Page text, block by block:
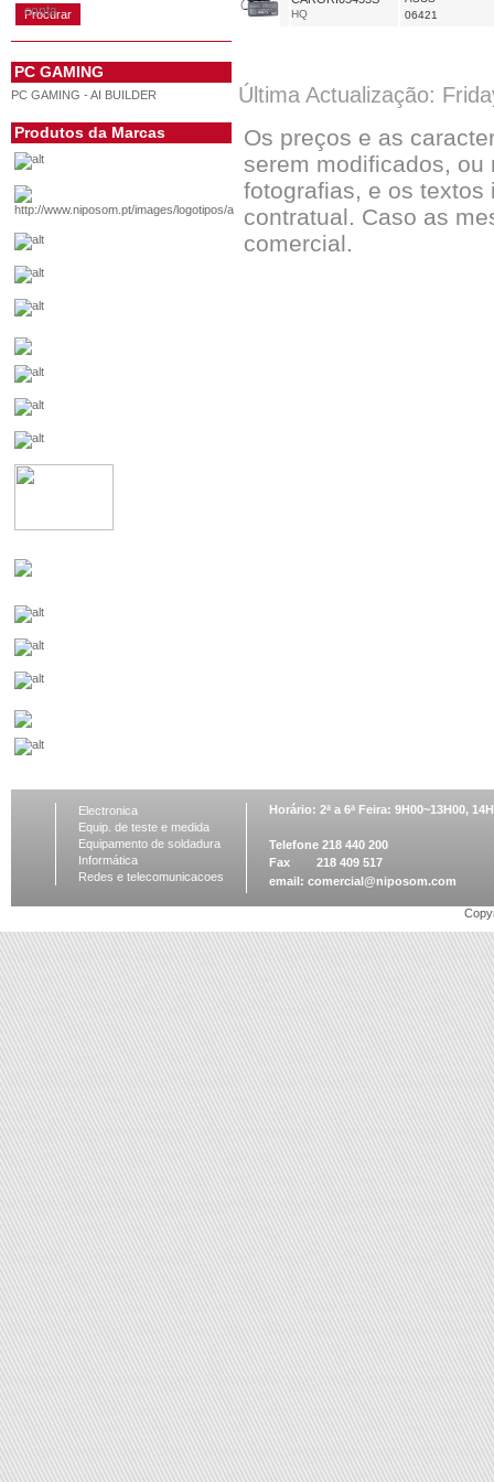
conta
PC GAMING
PC GAMING - AI BUILDER
Produtos da Marcas
HQ
06421
Última Actualização:
Os preços e as
serem modificados, ou
fotografias, e os
contratual. Caso as
comercial.
Electronica
Equip. de teste e medida
Equipamento de soldadura
Informática
Redes e telecomunicacoes
Horário: 2ª a 6ª Feira: 9H00~13H00,
Telefone 218 440 200
Fax 218 409 517
email: comercial@niposom.com